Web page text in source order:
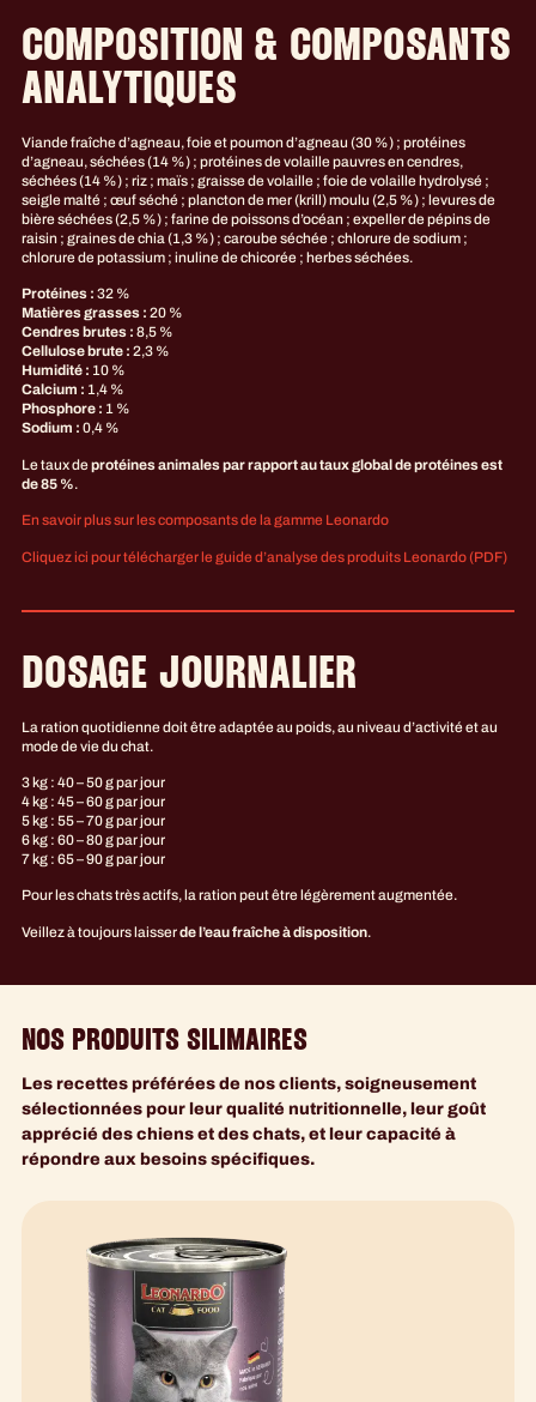
COMPOSITION & COMPOSANTS
ANALYTIQUES
Viande fraîche d’agneau, foie et poumon d’agneau (30 %) ; protéines
d’agneau, séchées (14 %) ; protéines de volaille pauvres en cendres,
séchées (14 %) ; riz ; maïs ; graisse de volaille ; foie de volaille hydrolysé ;
seigle malté ; œuf séché ; plancton de mer (krill) moulu (2,5 %) ; levures de
bière séchées (2,5 %) ; farine de poissons d’océan ; expeller de pépins de
raisin ; graines de chia (1,3 %) ; caroube séchée ; chlorure de sodium ;
chlorure de potassium ; inuline de chicorée ; herbes séchées.
Protéines : 32 %
Matières grasses : 20 %
Cendres brutes : 8,5 %
Cellulose brute : 2,3 %
Humidité : 10 %
Calcium : 1,4 %
Phosphore : 1 %
Sodium : 0,4 %
Le taux deprotéines animales par rapport au taux global de protéines est
de 85 %.
En savoir plus sur les composants de la gamme Leonardo
Cliquez ici pour télécharger le guide d’analyse des produits Leonardo (PDF)
DOSAGE JOURNALIER
La ration quotidienne doit être adaptée au poids, au niveau d’activité et au
mode de vie du chat.
3 kg : 40 – 50 g par jour
4 kg : 45 – 60 g par jour
5 kg : 55 – 70 g par jour
6 kg : 60 – 80 g par jour
7 kg : 65 – 90 g par jour
Pour les chats très actifs, la ration peut être légèrement augmentée.
Veillez à toujours laisserde l’eau fraîche à disposition.
NOS PRODUITS SILIMAIRES
Les recettes préférées de nos clients, soigneusement
sélectionnées pour leur qualité nutritionnelle, leur goût
apprécié des chiens et des chats, et leur capacité à
répondre aux besoins spécifiques.